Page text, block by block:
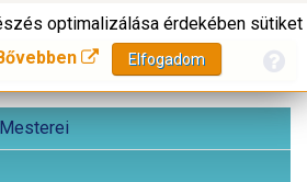
optimalizálása érdekében sütiket
Elfogadom